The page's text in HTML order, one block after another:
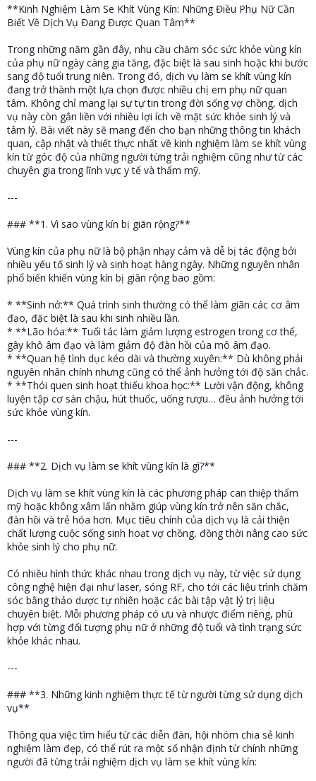
r
**Kinh Nghiệm Làm Se Khít Vùng Kín: Những Điều Phụ Nữ Cần
Biết Về Dịch Vụ Đang Được Quan Tâm**
Trong những năm gần đây, nhu cầu chăm sóc sức khỏe vùng kín
của phụ nữ ngày càng gia tăng, đặc biệt là sau sinh hoặc khi bước
sang độ tuổi trung niên. Trong đó, dịch vụ làm se khít vùng kín
đang trở thành một lựa chọn được nhiều chị em phụ nữ quan
tâm. Không chỉ mang lại sự tự tin trong đời sống vợ chồng, dịch
vụ này còn gắn liền với nhiều lợi ích về mặt sức khỏe sinh lý và
tâm lý. Bài viết này sẽ mang đến cho bạn những thông tin khách
quan, cập nhật và thiết thực nhất về kinh nghiệm làm se khít vùng
kín từ góc độ của những người từng trải nghiệm cũng như từ các
chuyên gia trong lĩnh vực y tế và thẩm mỹ.
---
### **1. Vì sao vùng kín bị giãn rộng?**
Vùng kín của phụ nữ là bộ phận nhạy cảm và dễ bị tác động bởi
nhiều yếu tố sinh lý và sinh hoạt hàng ngày. Những nguyên nhân
phổ biến khiến vùng kín bị giãn rộng bao gồm:
* **Sinh nở:** Quá trình sinh thường có thể làm giãn các cơ âm
đạo, đặc biệt là sau khi sinh nhiều lần.
* **Lão hóa:** Tuổi tác làm giảm lượng estrogen trong cơ thể,
gây khô âm đạo và làm giảm độ đàn hồi của mô âm đạo.
* **Quan hệ tình dục kéo dài và thường xuyên:** Dù không phải
nguyên nhân chính nhưng cũng có thể ảnh hưởng tới độ săn chắc.
* **Thói quen sinh hoạt thiếu khoa học:** Lười vận động, không
luyện tập cơ sàn chậu, hút thuốc, uống rượu… đều ảnh hưởng tới
sức khỏe vùng kín.
---
### **2. Dịch vụ làm se khít vùng kín là gì?**
Dịch vụ làm se khít vùng kín là các phương pháp can thiệp thẩm
mỹ hoặc không xâm lấn nhằm giúp vùng kín trở nên săn chắc,
đàn hồi và trẻ hóa hơn. Mục tiêu chính của dịch vụ là cải thiện
chất lượng cuộc sống sinh hoạt vợ chồng, đồng thời nâng cao sức
khỏe sinh lý cho phụ nữ.
Có nhiều hình thức khác nhau trong dịch vụ này, từ việc sử dụng
công nghệ hiện đại như laser, sóng RF, cho tới các liệu trình chăm
sóc bằng thảo dược tự nhiên hoặc các bài tập vật lý trị liệu
chuyên biệt. Mỗi phương pháp có ưu và nhược điểm riêng, phù
hợp với từng đối tượng phụ nữ ở những độ tuổi và tình trạng sức
khỏe khác nhau.
---
### **3. Những kinh nghiệm thực tế từ người từng sử dụng dịch
vụ**
Thông qua việc tìm hiểu từ các diễn đàn, hội nhóm chia sẻ kinh
nghiệm làm đẹp, có thể rút ra một số nhận định từ chính những
người đã từng trải nghiệm dịch vụ làm se khít vùng kín: